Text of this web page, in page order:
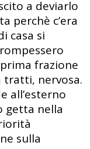
a deviarlo
perchè c’era
casa si
frazione
tratti, nervosa.
all’esterno
getta nella
sulla